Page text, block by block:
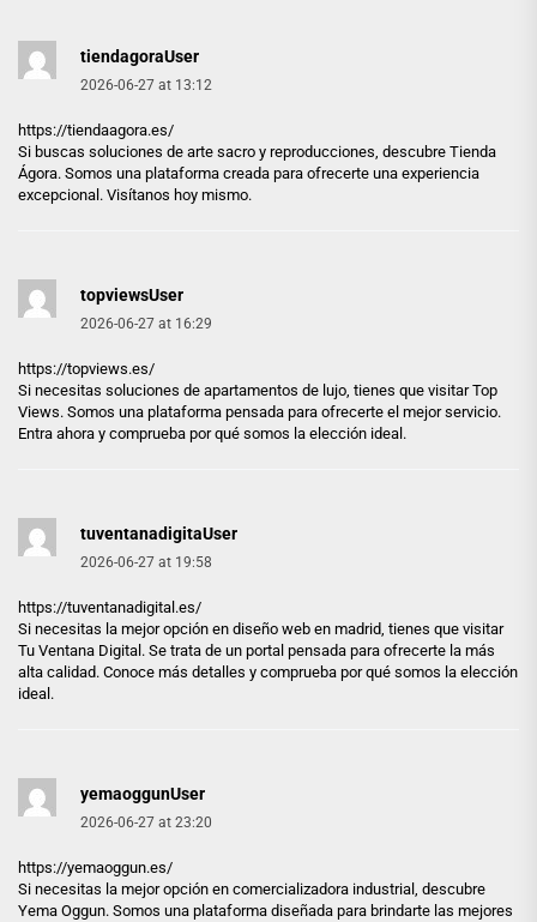
tiendagoraUser
2026-06-27 at 13:12
https://tiendaagora.es/
Si buscas soluciones de arte sacro y reproducciones, descubre Tienda
Ágora. Somos una plataforma creada para ofrecerte una experiencia
excepcional. Visítanos hoy mismo.
topviewsUser
2026-06-27 at 16:29
https://topviews.es/
Si necesitas soluciones de apartamentos de lujo, tienes que visitar Top
Views. Somos una plataforma pensada para ofrecerte el mejor servicio.
Entra ahora y comprueba por qué somos la elección ideal.
tuventanadigitaUser
2026-06-27 at 19:58
https://tuventanadigital.es/
Si necesitas la mejor opción en diseño web en madrid, tienes que visitar
Tu Ventana Digital. Se trata de un portal pensada para ofrecerte la más
alta calidad. Conoce más detalles y comprueba por qué somos la elección
ideal.
yemaoggunUser
2026-06-27 at 23:20
https://yemaoggun.es/
Si necesitas la mejor opción en comercializadora industrial, descubre
Yema Oggun. Somos una plataforma diseñada para brindarte las mejores